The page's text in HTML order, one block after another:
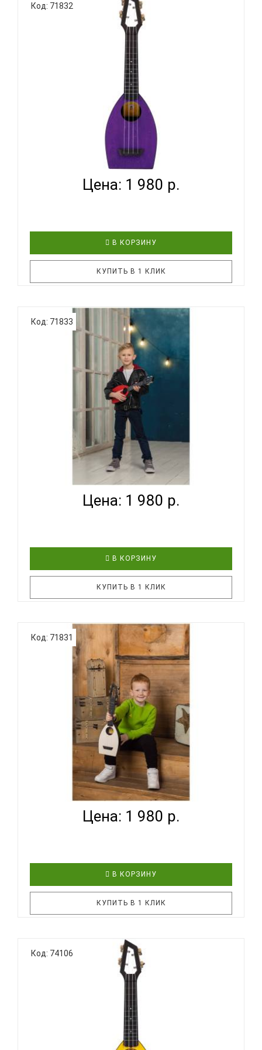
практичный, удобный и, главное, доступный по
цене инструмент! Эта укулеле продолжает
традиции знаменитых ученических укулеле
Дж.Чалмерса Доана, канадского укулеле-
педагога. Необычная форма корпуса, уникальная
го..
Код: 71832
BUMBLEBEE HIVE SOPRANO PU - УКУЛЕЛЕ СОПРАНО
~ СЕРИ...
Цена: 1 980 р.
В КОРЗИНУ
КУПИТЬ В 1 КЛИК
BUMBLEBEE Hive Soprano PU - надёжный,
практичный, удобный и, главное, доступный по
цене инструмент! Эта укулеле продолжает
традиции знаменитых ученических укулеле
Дж.Чалмерса Доана, канадского укулеле-
педагога. Необычная форма корпуса, уникальная
го..
Код: 71833
BUMBLEBEE HIVE SOPRANO RD - УКУЛЕЛЕ СОПРАНО
~ СЕРИ...
Цена: 1 980 р.
В КОРЗИНУ
КУПИТЬ В 1 КЛИК
BUMBLEBEE Hive Soprano RD - надёжный,
практичный, удобный и, главное, доступный по
цене инструмент! Эта укулеле продолжает
традиции знаменитых ученических укулеле
Дж.Чалмерса Доана, канадского укулеле-
педагога. Необычная форма корпуса, уникальная
го..
Код: 71831
BUMBLEBEE HIVE SOPRANO WH - УКУЛЕЛЕ СОПРАНО
~ СЕРИ...
Цена: 1 980 р.
В КОРЗИНУ
КУПИТЬ В 1 КЛИК
BUMBLEBEE Hive Soprano WH - надёжный,
практичный, удобный и, главное, доступный по
цене инструмент! Эта укулеле продолжает
традиции знаменитых ученических укулеле
Дж.Чалмерса Доана, канадского укулеле-
педагога. Необычная форма корпуса, уникальная
го..
Код: 74106